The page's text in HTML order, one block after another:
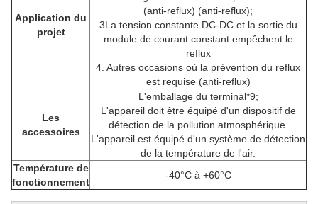
Application du
projet
(anti-reflux) (anti-reflux);
3La tension constante DC-DC et la sortie du
module de courant constant empêchent le
reflux
4. Autres occasions où la prévention du reflux
est requise (anti-reflux)
Les
accessoires
L'emballage du terminal*9;
L'appareil doit être équipé d'un dispositif de
détection de la pollution atmosphérique.
L'appareil est équipé d'un système de détection
de la température de l'air.
Température de
fonctionnement
-40°C à +60°C